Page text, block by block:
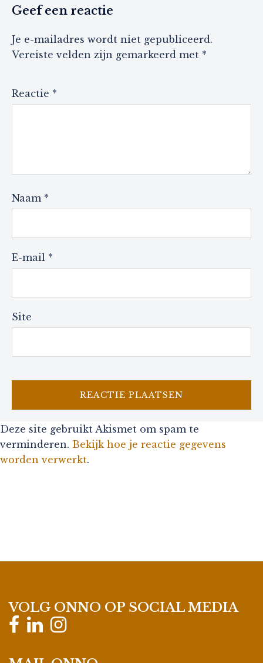
Geef een reactie
Je e-mailadres wordt niet gepubliceerd.
Vereiste velden zijn gemarkeerd met *
Reactie *
Naam *
E-mail *
Site
Deze site gebruikt Akismet om spam te
verminderen. Bekijk hoe je reactie gegevens
worden verwerkt.
VOLG ONNO OP SOCIAL MEDIA